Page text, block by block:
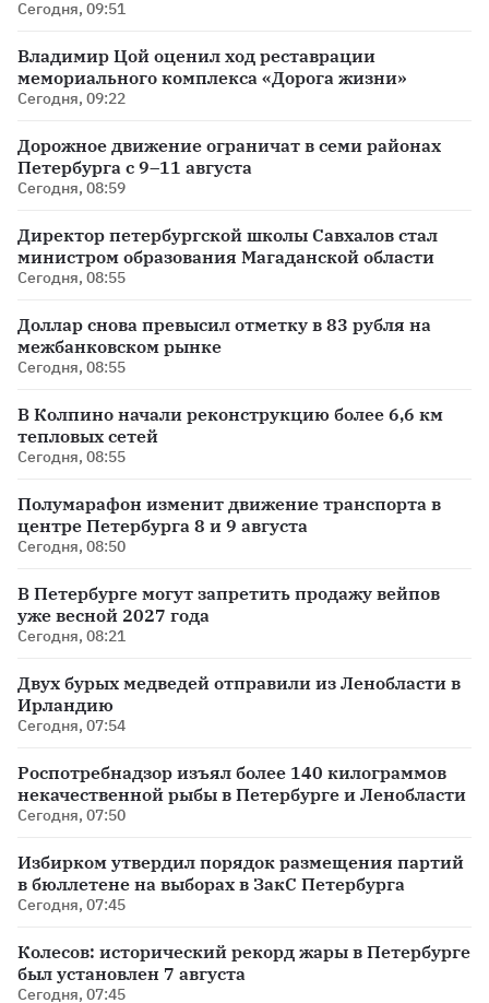
Сегодня, 09:51
Владимир Цой оценил ход реставрации
мемориального комплекса «Дорога жизни»
Сегодня, 09:22
Дорожное движение ограничат в семи районах
Петербурга с 9–11 августа
Сегодня, 08:59
Директор петербургской школы Савхалов стал
министром образования Магаданской области
Сегодня, 08:55
Доллар снова превысил отметку в 83 рубля на
межбанковском рынке
Сегодня, 08:55
В Колпино начали реконструкцию более 6,6 км
тепловых сетей
Сегодня, 08:55
Полумарафон изменит движение транспорта в
центре Петербурга 8 и 9 августа
Сегодня, 08:50
В Петербурге могут запретить продажу вейпов
уже весной 2027 года
Сегодня, 08:21
Двух бурых медведей отправили из Ленобласти в
Ирландию
Сегодня, 07:54
Роспотребнадзор изъял более 140 килограммов
некачественной рыбы в Петербурге и Ленобласти
Сегодня, 07:50
Избирком утвердил порядок размещения партий
в бюллетене на выборах в ЗакС Петербурга
Сегодня, 07:45
Колесов: исторический рекорд жары в Петербурге
был установлен 7 августа
Сегодня, 07:45